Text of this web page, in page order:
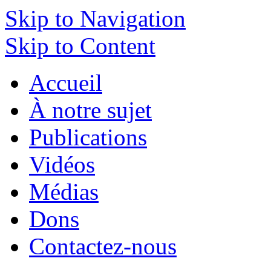
Skip to Navigation
Skip to Content
Accueil
À notre sujet
Publications
Vidéos
Médias
Dons
Contactez-nous